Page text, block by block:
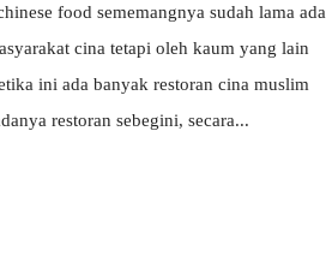
food sememangnya sudah lama ada
cina tetapi oleh kaum yang lain
ini ada banyak restoran cina muslim
restoran sebegini, secara...